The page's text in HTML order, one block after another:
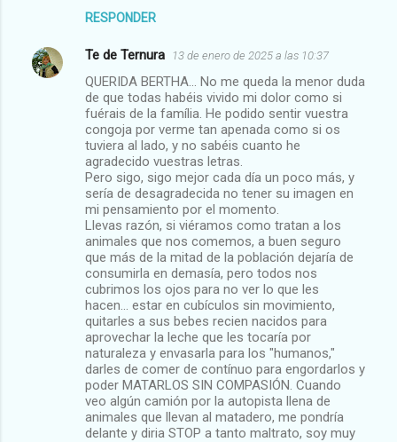
RESPONDER
Te de Ternura 13 de enero de 2025 a las 10:37
QUERIDA BERTHA... No me queda la menor duda
de que todas habéis vivido mi dolor como si
fuérais de la família. He podido sentir vuestra
congoja por verme tan apenada como si os
tuviera al lado, y no sabéis cuanto he
agradecido vuestras letras.
Pero sigo, sigo mejor cada día un poco más, y
sería de desagradecida no tener su imagen en
mi pensamiento por el momento.
Llevas razón, si viéramos como tratan a los
animales que nos comemos, a buen seguro
que más de la mitad de la población dejaría de
consumirla en demasía, pero todos nos
cubrimos los ojos para no ver lo que les
hacen... estar en cubículos sin movimiento,
quitarles a sus bebes recien nacidos para
aprovechar la leche que les tocaría por
naturaleza y envasarla para los "humanos,"
darles de comer de contínuo para engordarlos y
poder MATARLOS SIN COMPASIÓN. Cuando
veo algún camión por la autopista llena de
animales que llevan al matadero, me pondría
delante y diria STOP a tanto maltrato, soy muy